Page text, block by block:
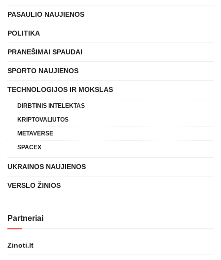
PASAULIO NAUJIENOS
POLITIKA
PRANEŠIMAI SPAUDAI
SPORTO NAUJIENOS
TECHNOLOGIJOS IR MOKSLAS
DIRBTINIS INTELEKTAS
KRIPTOVALIUTOS
METAVERSE
SPACEX
UKRAINOS NAUJIENOS
VERSLO ŽINIOS
Partneriai
Zinoti.lt